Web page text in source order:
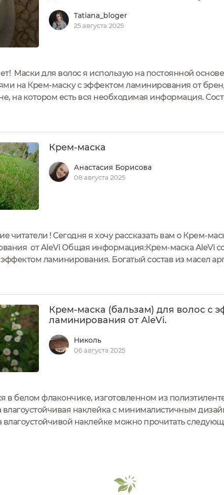
Tatiana_bloger
25 августа 2025
Маски для волос я использую на постоянной
на Крем-маску с эффектом ламинирования от
на котором есть вся необходимая информация.
Крем-маска
Анастасия Борисова
08 августа 2025
читатели ! Сегодня я хочу рассказать вам о Крем-
от AleVi Общая информация:Крем-маска AleVi
эффектом ламинирования. Богатый состав из масел
Крем-маска (бальзам) для волос с
ламинирования от AleVi.
Николь
06 августа 2025
в белом флакончике, изготовленном из
влагоустойчивая наклейка с минималистичным
влагоустойчивой наклейке можно прочитать
сайт бренда ...